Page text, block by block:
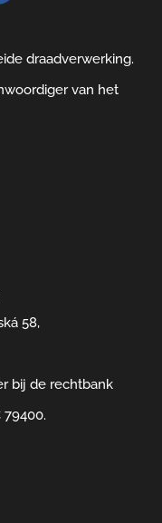
draadverwerking.
van het
58,
bij de rechtbank